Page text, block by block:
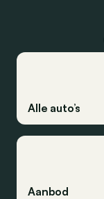
Alle auto’s
Aanbod